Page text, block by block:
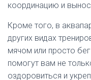
координацию и
Кроме того, в
других видах
мячом или просто
помогут вам не
оздоровиться и